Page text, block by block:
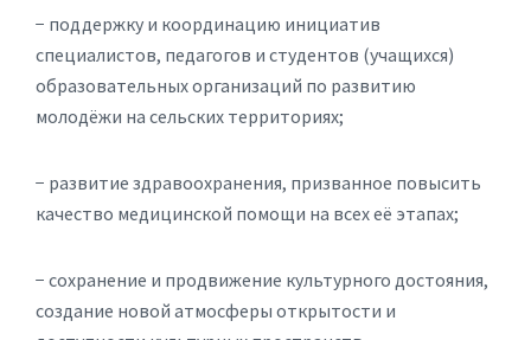
− поддержку и координацию инициатив
специалистов, педагогов и студентов (учащихся)
образовательных организаций по развитию
молодёжи на сельских территориях;
− развитие здравоохранения, призванное повысить
качество медицинской помощи на всех её этапах;
− сохранение и продвижение культурного достояния,
создание новой атмосферы открытости и